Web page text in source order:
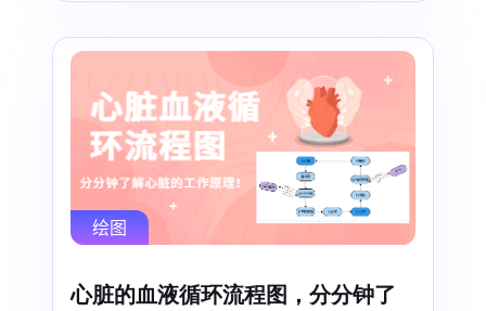
绘图
心脏的血液循环流程图，分分钟了